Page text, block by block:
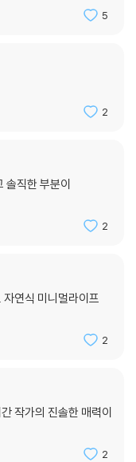
5
2
직한 부분이
2
연식 미니멀라이프
2
작가의 진솔한 매력이
2